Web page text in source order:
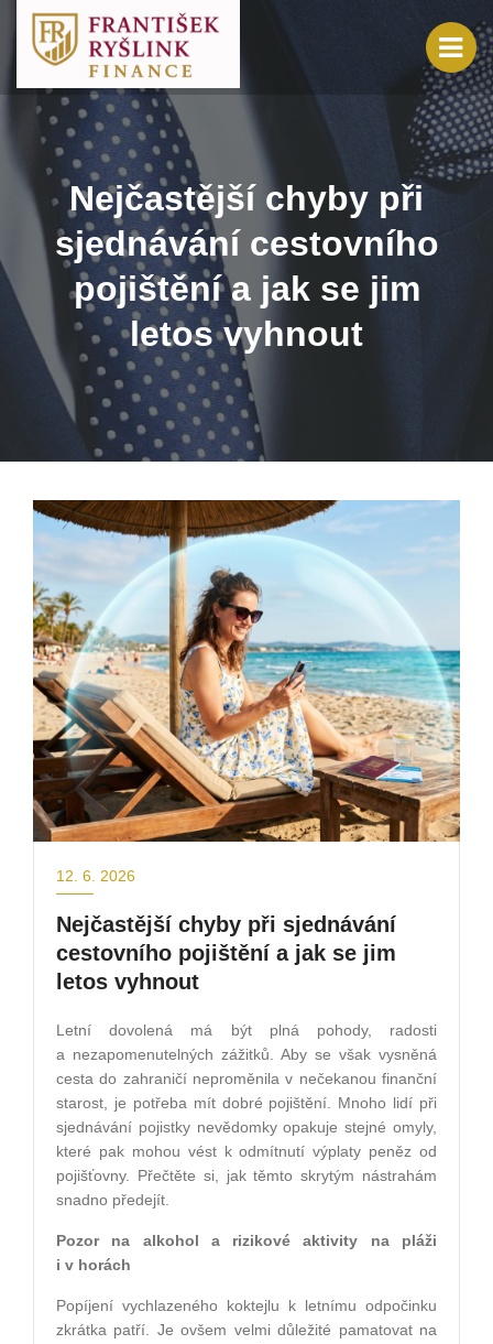
Nejčastější chyby při
sjednávání cestovního
pojištění a jak se jim
letos vyhnout
12. 6. 2026
Nejčastější chyby při sjednávání
cestovního pojištění a jak se jim
letos vyhnout
Letní dovolená má být plná pohody, radosti
a nezapomenutelných zážitků. Aby se však vysněná
cesta do zahraničí neproměnila v nečekanou finanční
starost, je potřeba mít dobré pojištění. Mnoho lidí při
sjednávání pojistky nevědomky opakuje stejné omyly,
které pak mohou vést k odmítnutí výplaty peněz od
pojišťovny. Přečtěte si, jak těmto skrytým nástrahám
snadno předejít.
Pozor na alkohol a rizikové aktivity na pláži
i v horách
Popíjení vychlazeného koktejlu k letnímu odpočinku
zkrátka patří. Je ovšem velmi důležité pamatovat na